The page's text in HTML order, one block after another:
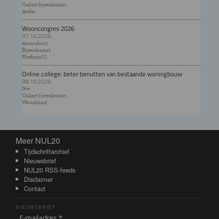
Online bijeenkomst
Aedes
Wooncongres 2026
07.10.2026
Amersfoort
Bijeenkomst
Platform31
Online college: beter benutten van bestaande woningbouw
08.10.2026
Nvt
Online bijeenkomst
Woonbond
Meer NUL20
Meer NUL20
Tijdschriftarchief
Nieuwsbrief
NUL20 RSS-feeds
Disclaimer
Contact
NIEUWSBRIEF